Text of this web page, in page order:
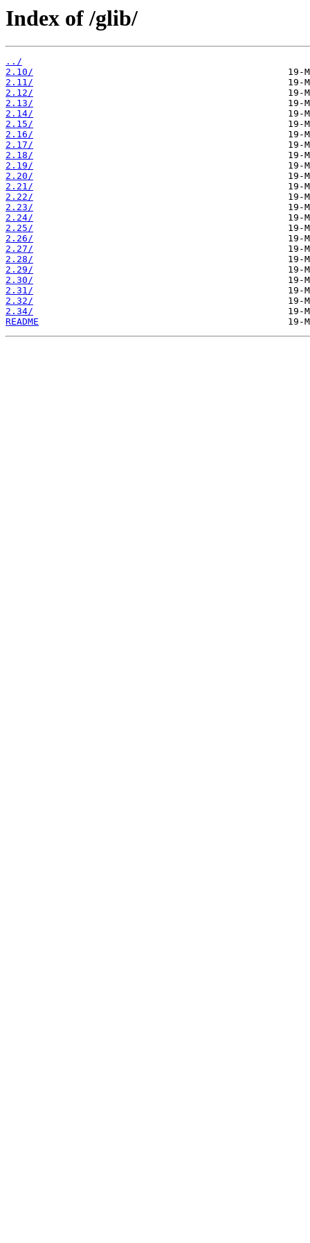
Index of /glib/
../
2.10/
2.11/
2.12/
2.13/
2.14/
2.15/
2.16/
2.17/
2.18/
2.19/
2.20/
2.21/
2.22/
2.23/
2.24/
2.25/
2.26/
2.27/
2.28/
2.29/
2.30/
2.31/
2.32/
2.34/
README